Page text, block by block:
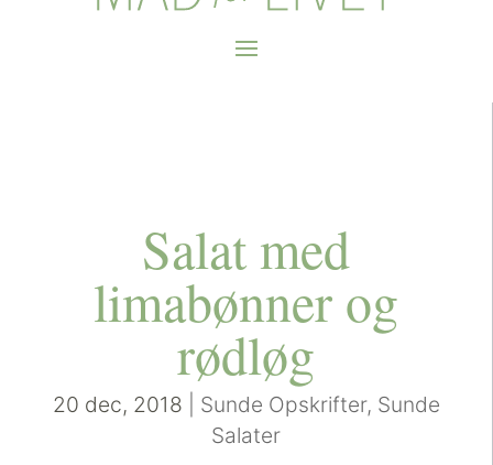
Salat med
limabønner og
rødløg
20 dec, 2018 Sunde Opskrifter, Sunde
Salater